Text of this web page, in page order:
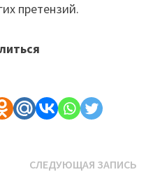
претензий.
СЛЕДУЮЩАЯ ЗАПИСЬ